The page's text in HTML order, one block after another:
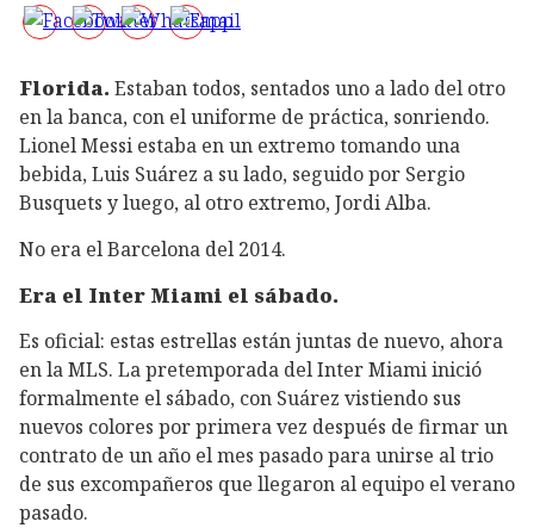
Florida. Estaban todos, sentados uno a lado del otro
en la banca, con el uniforme de práctica, sonriendo.
Lionel Messi estaba en un extremo tomando una
bebida, Luis Suárez a su lado, seguido por Sergio
Busquets y luego, al otro extremo, Jordi Alba.
No era el Barcelona del 2014.
Era el Inter Miami el sábado.
Es oficial: estas estrellas están juntas de nuevo, ahora
en la MLS. La pretemporada del Inter Miami inició
formalmente el sábado, con Suárez vistiendo sus
nuevos colores por primera vez después de firmar un
contrato de un año el mes pasado para unirse al trio
de sus excompañeros que llegaron al equipo el verano
pasado.